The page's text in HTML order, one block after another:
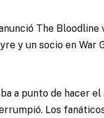
The Bloodline
y un socio en War
a punto de hacer el
Los